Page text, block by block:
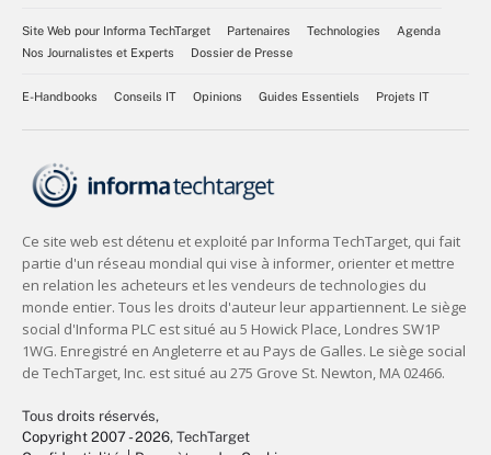
Site Web pour Informa TechTarget Partenaires Technologies
Agenda
Nos Journalistes et Experts
Dossier de Presse
E-Handbooks Conseils IT Opinions Guides Essentiels Projets IT
Tous droits réservés,
Copyright 2007 - 2026, TechTarget